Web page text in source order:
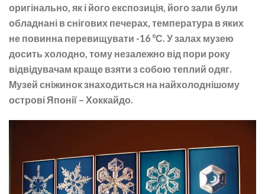
оригінально, як і його експозиція, його зали були
обладнані в снігових печерах, температура в яких
не повинна перевищувати -16 °С. У залах музею
досить холодно, тому незалежно від пори року
відвідувачам краще взяти з собою теплий одяг.
Музей сніжинок знаходиться на найхолоднішому
острові Японії – Хоккайдо.